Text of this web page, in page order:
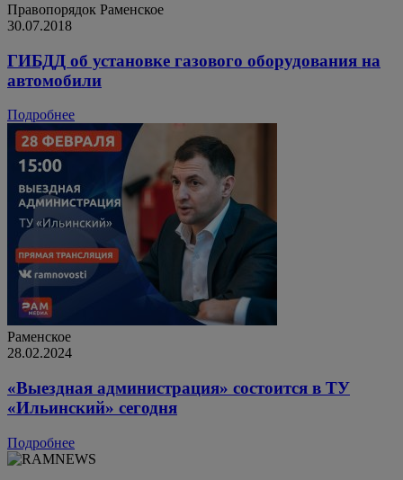
Правопорядок Раменское
30.07.2018
ГИБДД об установке газового оборудования на
автомобили
Подробнее
Раменское
28.02.2024
«Выездная администрация» состоится в ТУ
«Ильинский» сегодня
Подробнее